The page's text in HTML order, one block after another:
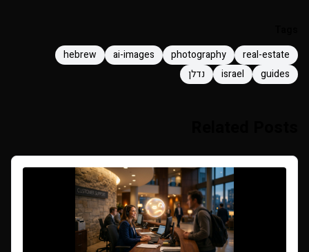
real-estate
photography
ai-images
hebrew
guides
israel נדלן